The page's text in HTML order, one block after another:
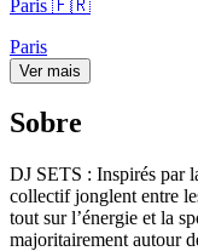
Paris 🇫🇷
Paris
Ver mais
Sobre
DJ SETS : Inspirés par
collectif jonglent entre
tout sur l’énergie et la
majoritairement autour